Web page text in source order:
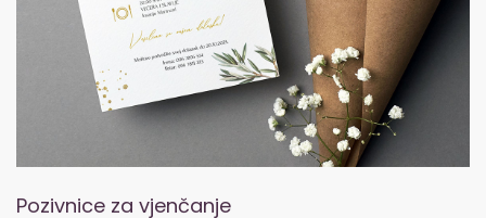
Pozivnice za vjenčanje